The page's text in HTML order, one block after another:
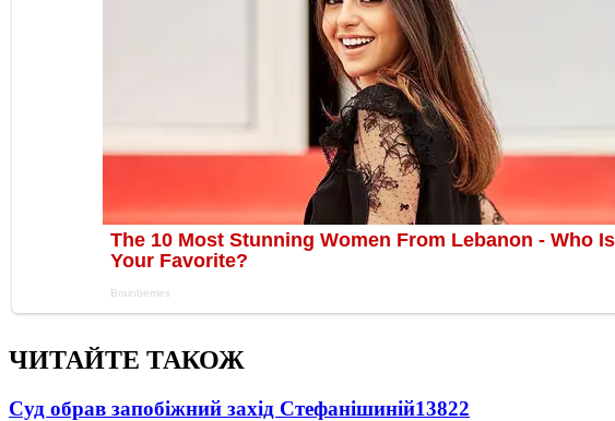
ЧИТАЙТЕ ТАКОЖ
Суд обрав запобіжний захід Стефанішиній13822